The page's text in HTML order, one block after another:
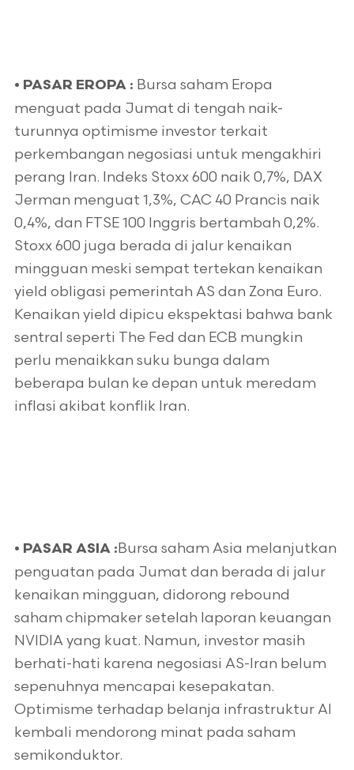
• PASAR EROPA : Bursa saham Eropa
menguat pada Jumat di tengah naik-
turunnya optimisme investor terkait
perkembangan negosiasi untuk mengakhiri
perang Iran. Indeks Stoxx 600 naik 0,7%, DAX
Jerman menguat 1,3%, CAC 40 Prancis naik
0,4%, dan FTSE 100 Inggris bertambah 0,2%.
Stoxx 600 juga berada di jalur kenaikan
mingguan meski sempat tertekan kenaikan
yield obligasi pemerintah AS dan Zona Euro.
Kenaikan yield dipicu ekspektasi bahwa bank
sentral seperti The Fed dan ECB mungkin
perlu menaikkan suku bunga dalam
beberapa bulan ke depan untuk meredam
inflasi akibat konflik Iran.
• PASAR ASIA : Bursa saham Asia melanjutkan
penguatan pada Jumat dan berada di jalur
kenaikan mingguan, didorong rebound
saham chipmaker setelah laporan keuangan
NVIDIA yang kuat. Namun, investor masih
berhati-hati karena negosiasi AS-Iran belum
sepenuhnya mencapai kesepakatan.
Optimisme terhadap belanja infrastruktur AI
kembali mendorong minat pada saham
semikonduktor.